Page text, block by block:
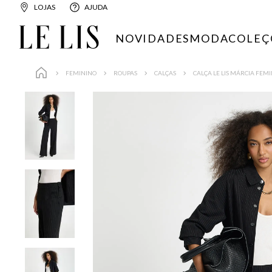
LOJAS AJUDA
NOVIDADESMODA
FEMININO ROUPAS CALÇAS CALÇA LE LIS MÁRCIA